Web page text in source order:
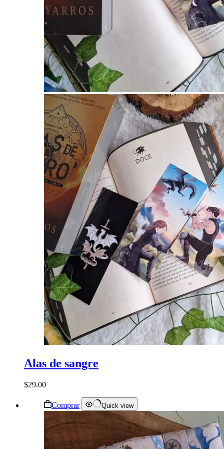
Alas de sangre
$29.00
Comprar Este
producto
tiene
variantes.
Quick view